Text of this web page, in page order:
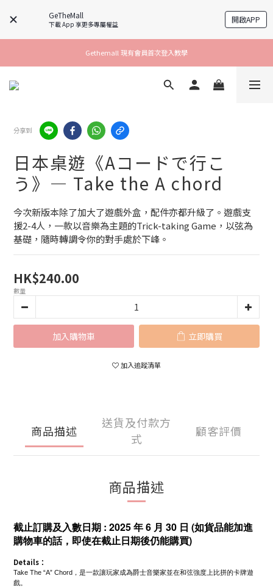
GeTheMall
下載 App 享更多專屬權益 開啟APP
Gethemall 現有會員首次登入教學
分享到
日本桌遊《Aコードで行こ
う》— Take the A chord
今次新版本除了加大了遊戲外盒，配件亦都升級了。遊戲支
援2-4人，一款以音樂為主題的Trick-taking Game，以弦為
基礎，隨時轉調令你的對手處於下峰。
HK$240.00
數量
加入購物車 立即購買
加入追蹤清單
商品描述
送貨及付款方
式
顧客評價
商品描述
截止訂購及入數日期 : 2025 年 6 月 30 日 (如貨品能加進
購物車的話，即使在截止日期後仍能購買)
Details：
Take The “A” Chord，是一款讓玩家成為爵士音樂家並在和弦強度上比拼的卡牌遊
戲。